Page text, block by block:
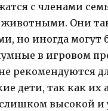
с членами
Они
но иногда могут
в игровом
рекомендуются
дети, так как их
высокой и